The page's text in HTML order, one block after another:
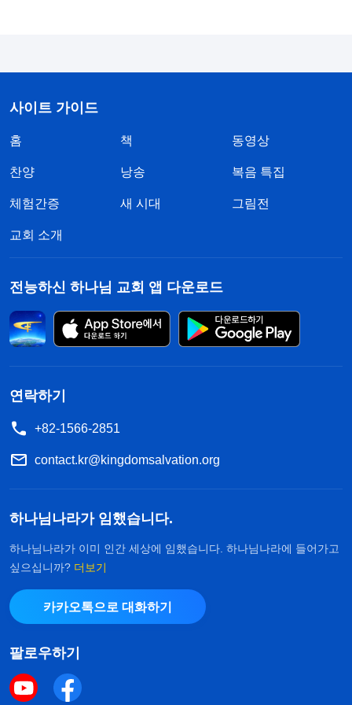
마나 많은 고통을 겪었다고 증거하며 심지어는 자신
에게 어떤 은사나 재능, 특별한 기능, 어떤 경험이나
좋은 처세술, 남을 우롱하는 수단 등이 있다고 자랑
장하고 포장하는 것이다. 그렇게 함으로써 남들이 자
영원히 자신의 빛나는 일면만 보게 한다. 심지어는
소극적이 되어도 남들에게 알리거나 마음을 열고 교
제하지 못하며, 일을 잘못해도 애써 포장하고 숨긴
다. 자신이 본분을 이행하는 과정에서 교회 사역에
끼친 손실은 입에도 올리는 법이 없지만, 아주 작은
기여나 성과만 있어도 즉시 끄집어내 자랑한다. 자신
남다르고 일반인보다 뛰어난지 온 세상 사람들에게
거하는 방식이 아니냐? 자신을 높이고 증거하는 이
러한 행위가 양심과 이성이 있는 사람이 하는 행동이
겠느냐? 그렇지 않다. 그럼 사람이 이런 일을 할 때,
일반적으로 어떤 성품을 드러내겠느냐? 교만함이다.
이는 가장 주된 성품 중 하나다. 그다음으로는 간사
함이 있다. 바로 수단과 방법을 가리지 않고 남들이
자신을 우러러보게 하려는 것이다. 말할 때 조금의
허점도 보이지 않는다. 분명 속셈과 간계를 갖고 말
사이트 가이드
홈 책 동영상
찬양 낭송 복음 특집
체험간증 새 시대 그림전
교회 소개
전능하신 하나님 교회 앱 다운로드
연락하기
+82-1566-2851
contact.kr@kingdomsalvation.org
하나님나라가 임했습니다.
하나님나라가 이미 인간 세상에 임했습니다. 하나님나라에 들어가고
싶으십니까? 더보기
카카오톡으로 대화하기
팔로우하기